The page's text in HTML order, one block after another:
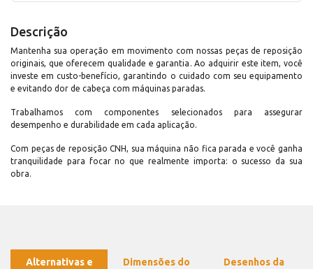
Descrição
Mantenha sua operação em movimento com nossas peças de reposição
originais, que oferecem qualidade e garantia. Ao adquirir este item, você
investe em custo-benefício, garantindo o cuidado com seu equipamento
e evitando dor de cabeça com máquinas paradas.
Trabalhamos com componentes selecionados para assegurar
desempenho e durabilidade em cada aplicação.
Com peças de reposição CNH, sua máquina não fica parada e você ganha
tranquilidade para focar no que realmente importa: o sucesso da sua
obra.
Alternativas e
Dimensões do
Desenhos da